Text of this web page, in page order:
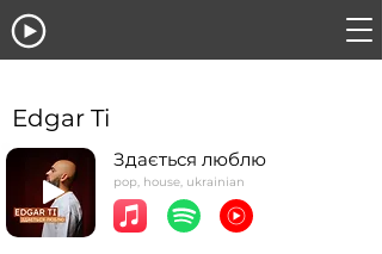
Edgar Ti
Здається люблю
pop, house, ukrainian